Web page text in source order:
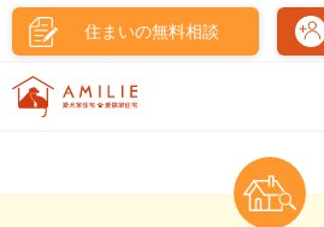
住まいの無料相談